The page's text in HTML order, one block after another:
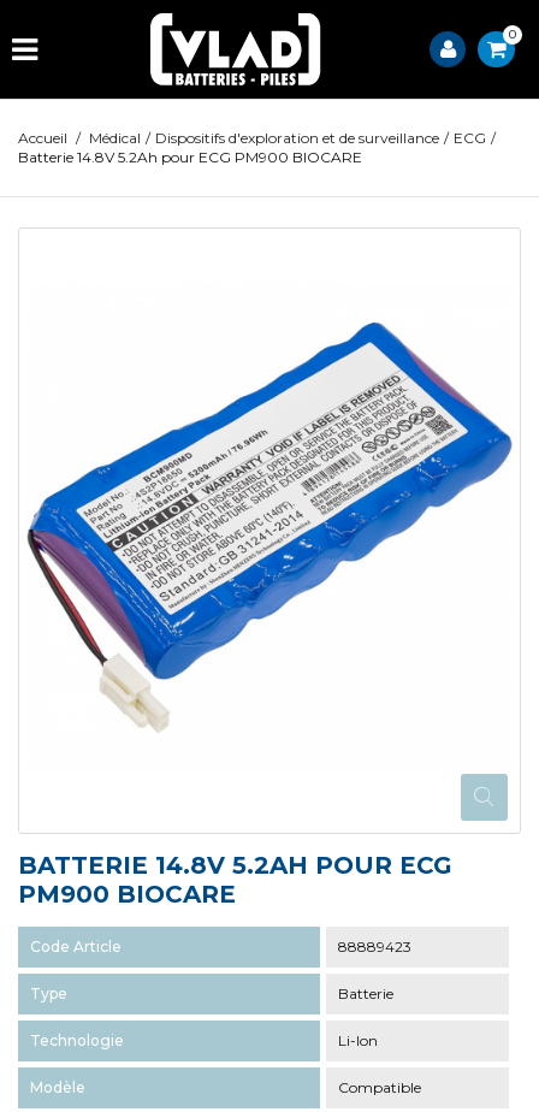
0
Accueil / Médical / Dispositifs d'exploration et de surveillance / ECG /
Batterie 14.8V 5.2Ah pour ECG PM900 BIOCARE
BATTERIE 14.8V 5.2AH POUR ECG
PM900 BIOCARE
Code Article 88889423
Type Batterie
Technologie Li-Ion
Modèle Compatible